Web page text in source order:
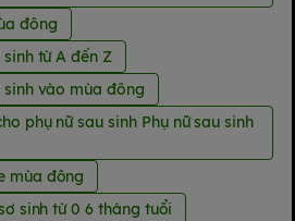
đông
từ A đến Z
vào mùa đông
phụ nữ sau sinh Phụ nữ sau sinh
mùa đông
sinh từ 0 6 tháng tuổi